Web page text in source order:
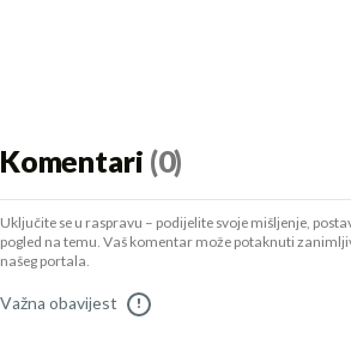
Komentari (0)
Uključite se u raspravu – podijelite svoje mišljenje,
pogled na temu. Vaš komentar može potaknuti
našeg portala.
Važna obavijest !